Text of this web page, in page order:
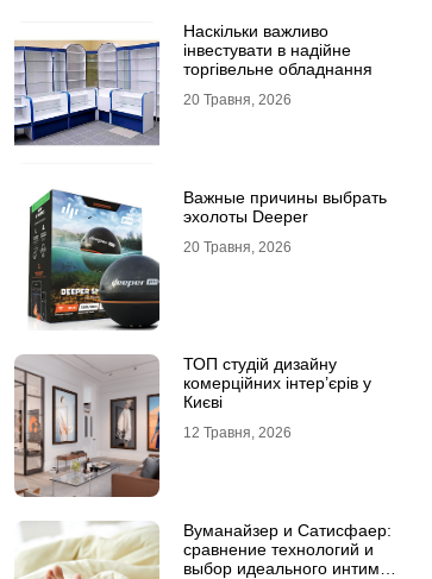
Наскільки важливо
інвестувати в надійне
торгівельне обладнання
20 Травня, 2026
Важные причины выбрать
эхолоты Deeper
20 Травня, 2026
ТОП студій дизайну
комерційних інтер’єрів у
Києві
12 Травня, 2026
Вуманайзер и Сатисфаер:
сравнение технологий и
выбор идеального интим-